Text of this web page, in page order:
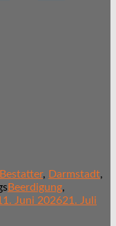
Bestatter, Darmstadt,
Beerdigung,
Juni 202621. Juli